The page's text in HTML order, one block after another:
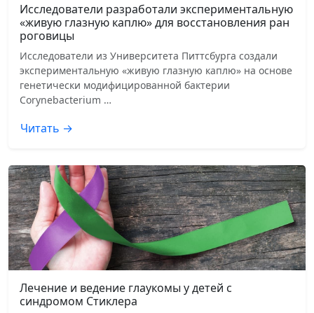
Исследователи разработали экспериментальную
«живую глазную каплю» для восстановления ран
роговицы
Исследователи из Университета Питтсбурга создали
экспериментальную «живую глазную каплю» на основе
генетически модифицированной бактерии
Corynebacterium …
Читать →
Лечение и ведение глаукомы у детей с
синдромом Стиклера